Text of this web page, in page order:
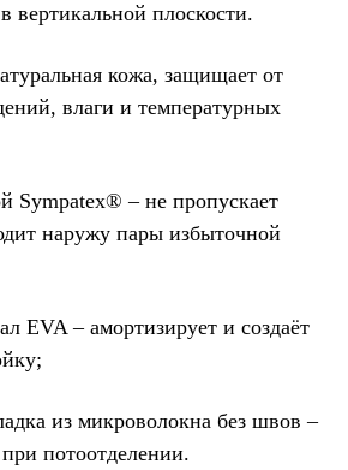
вертикальной плоскости.
кожа, защищает от
влаги и температурных
Sympatex® – не пропускает
наружу пары избыточной
EVA – амортизирует и создаёт
из микроволокна без швов –
потоотделении.